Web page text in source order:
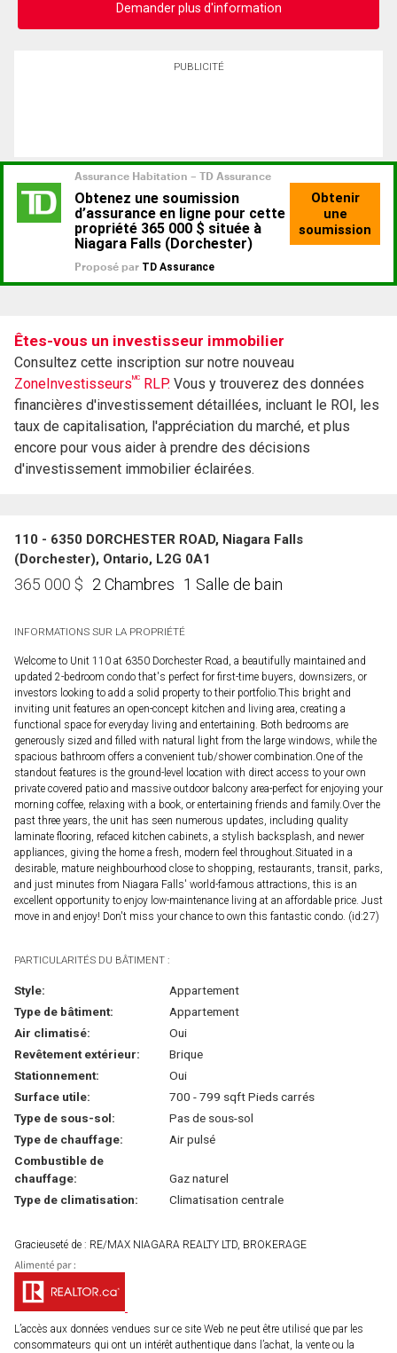
Demander plus d'information
PUBLICITÉ
Êtes-vous un investisseur immobilier
Consultez cette inscription sur notre nouveau
ZoneInvestisseursMC RLP. Vous y trouverez des données
financières d'investissement détaillées, incluant le ROI, les
taux de capitalisation, l'appréciation du marché, et plus
encore pour vous aider à prendre des décisions
d'investissement immobilier éclairées.
110 - 6350 DORCHESTER ROAD, Niagara Falls
(Dorchester), Ontario, L2G 0A1
365 000 $ 2 Chambres 1 Salle de bain
INFORMATIONS SUR LA PROPRIÉTÉ
Welcome to Unit 110 at 6350 Dorchester Road, a beautifully maintained and
updated 2-bedroom condo that's perfect for first-time buyers, downsizers, or
investors looking to add a solid property to their portfolio.This bright and
inviting unit features an open-concept kitchen and living area, creating a
functional space for everyday living and entertaining. Both bedrooms are
generously sized and filled with natural light from the large windows, while the
spacious bathroom offers a convenient tub/shower combination.One of the
standout features is the ground-level location with direct access to your own
private covered patio and massive outdoor balcony area-perfect for enjoying your
morning coffee, relaxing with a book, or entertaining friends and family.Over the
past three years, the unit has seen numerous updates, including quality
laminate flooring, refaced kitchen cabinets, a stylish backsplash, and newer
appliances, giving the home a fresh, modern feel throughout.Situated in a
desirable, mature neighbourhood close to shopping, restaurants, transit, parks,
and just minutes from Niagara Falls' world-famous attractions, this is an
excellent opportunity to enjoy low-maintenance living at an affordable price. Just
move in and enjoy! Don't miss your chance to own this fantastic condo. (id:27)
PARTICULARITÉS DU BÂTIMENT :
Style:
Appartement
Type de bâtiment:
Appartement
Air climatisé:
Oui
Revêtement extérieur:
Brique
Stationnement:
Oui
Surface utile:
700 - 799 sqft Pieds carrés
Type de sous-sol:
Pas de sous-sol
Type de chauffage:
Air pulsé
Combustible de
chauffage:
Gaz naturel
Type de climatisation:
Climatisation centrale
Gracieuseté de : RE/MAX NIAGARA REALTY LTD, BROKERAGE
L’accès aux données vendues sur ce site Web ne peut être utilisé que par les
consommateurs qui ont un intérêt authentique dans l’achat, la vente ou la